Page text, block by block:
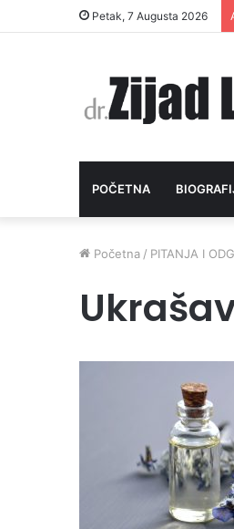
Petak, 7 Augusta 2026
POČETNA
Početna / PITANJA I